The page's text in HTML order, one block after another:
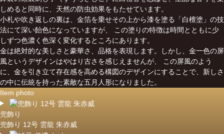
しめると同時に、天然の防虫効果をもたせています。
小札や吹き返しの裏は、金箔を乗せその上から漆を塗る「白檀塗」の技
法にて深い飴色になっていますが、 この塗りの特徴は時間とともに少
しずつ色濃く色深く変化するところにあります。
金は絶対的な美しさと豪華さ、品格を表現します。しかし、金一色の屏
風というデザインはやはり古さを感じえませんが、 この屏風のよう
に、金を引き立て存在感を高める構図のデザインにすることで、新しさ
の中に伝統を持った素敵な五月人形になりました。
Item photo
兜飾り
兜飾り 12号 雲龍 朱赤威